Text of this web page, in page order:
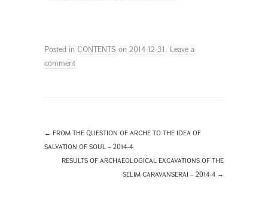
Posted in CONTENTS on 2014-12-31. Leave a
comment
← FROM THE QUESTION OF ARCHE TO THE IDEA OF
SALVATION OF SOUL – 2014-4
RESULTS OF ARCHAEOLOGICAL EXCAVATIONS OF THE
SELIM CARAVANSERAI – 2014-4 →